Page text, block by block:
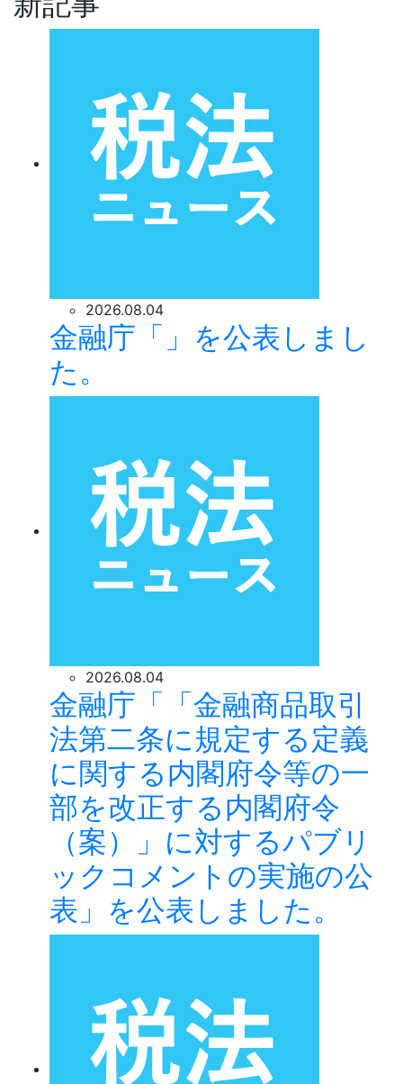
2026.08.04
金融庁「」を公表しまし
た。
2026.08.04
金融庁「「金融商品取引
法第二条に規定する定義
に関する内閣府令等の一
部を改正する内閣府令
（案）」に対するパブリ
ックコメントの実施の公
表」を公表しました。